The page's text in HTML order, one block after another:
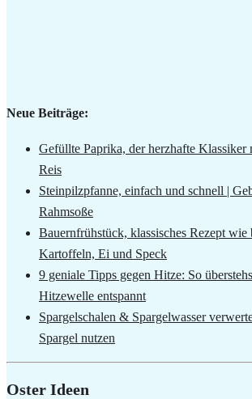
Neue Beiträge:
Gefüllte Paprika, der herzhafte Klassiker
Reis
Steinpilzpfanne, einfach und schnell |
Rahmsoße
Bauernfrühstück, klassisches Rezept wie
Kartoffeln, Ei und Speck
9 geniale Tipps gegen Hitze: So
Hitzewelle entspannt
Spargelschalen & Spargelwasser
Spargel nutzen
Oster Ideen